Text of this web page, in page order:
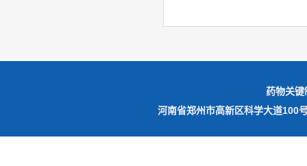
药物关键
河南省郑州市高新区科学大道